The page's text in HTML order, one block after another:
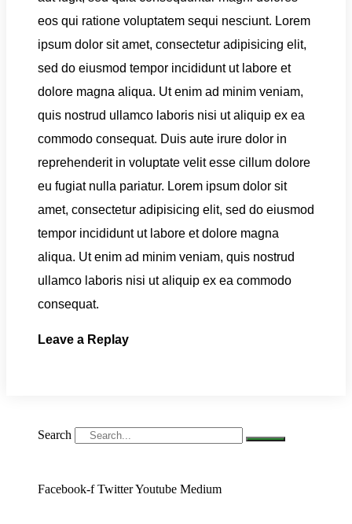
eos qui ratione voluptatem sequi nesciunt. Lorem
ipsum dolor sit amet, consectetur adipisicing elit,
sed do eiusmod tempor incididunt ut labore et
dolore magna aliqua. Ut enim ad minim veniam,
quis nostrud ullamco laboris nisi ut aliquip ex ea
commodo consequat. Duis aute irure dolor in
reprehenderit in voluptate velit esse cillum dolore
eu fugiat nulla pariatur. Lorem ipsum dolor sit
amet, consectetur adipisicing elit, sed do eiusmod
tempor incididunt ut labore et dolore magna
aliqua. Ut enim ad minim veniam, quis nostrud
ullamco laboris nisi ut aliquip ex ea commodo
consequat.
Leave a Replay
Search
Facebook-f TwitterYoutube Medium